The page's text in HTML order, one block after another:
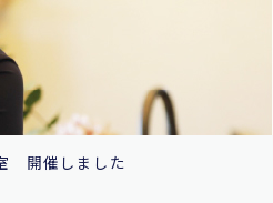
開催しました